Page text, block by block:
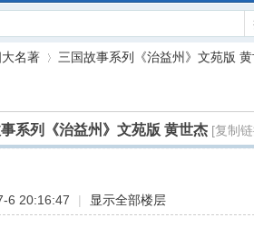
大名著
›
三国故事系列《治益州》文苑版
系列《治益州》文苑版 黄世杰 [复制
6 20:16:47 | 显示全部楼层